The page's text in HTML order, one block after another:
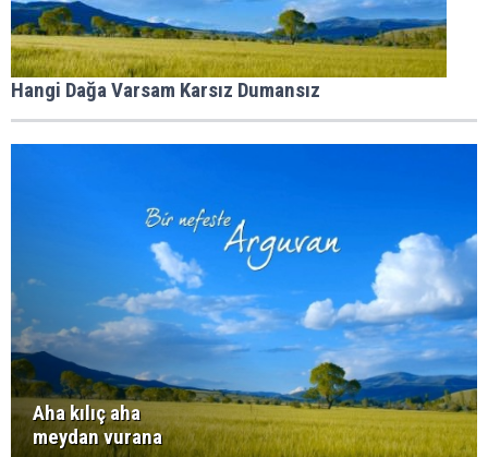
Hangi Dağa Varsam Karsız Dumansız
Aha kılıç aha
meydan vurana